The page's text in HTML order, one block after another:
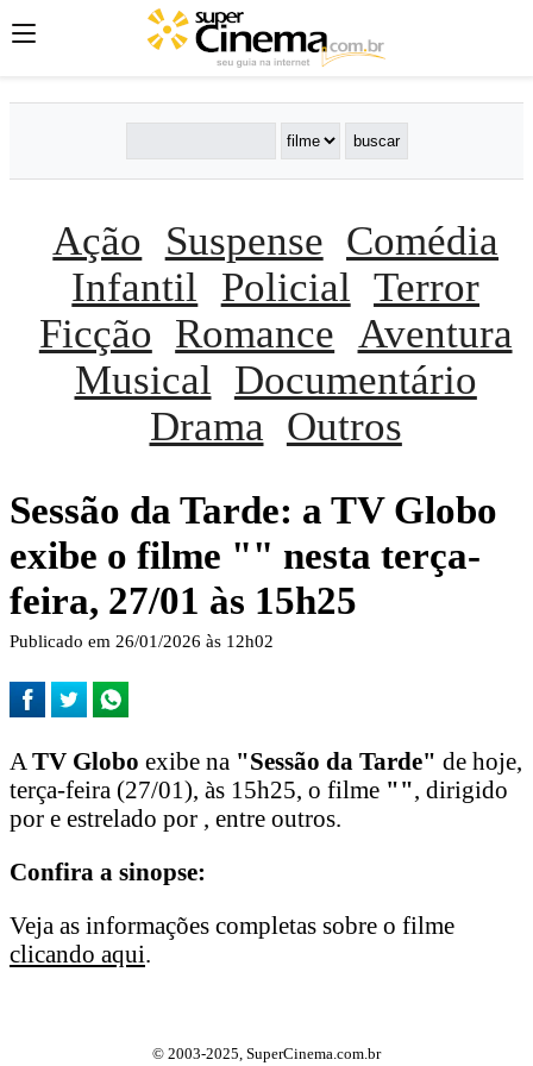
Ação Suspense Comédia
Infantil
Policial Terror
Ficção Romance Aventura
Musical
Documentário
Drama Outros
Sessão da Tarde: a TV Globo
exibe o filme "" nesta terça-
feira, 27/01 às 15h25
Publicado em 26/01/2026 às 12h02
A TV Globo exibe na "Sessão da Tarde" de hoje,
terça-feira (27/01), às 15h25, o filme "", dirigido
por e estrelado por , entre outros.
Confira a sinopse:
Veja as informações completas sobre o filme
clicando aqui.
© 2003-2025, SuperCinema.com.br